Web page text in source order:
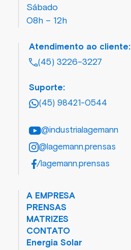
Sábado
08h – 12h
Atendimento ao cliente:
(45) 3226-3227
Suporte:
(45) 98421-0544
@industrialagemann
@lagemann.prensas
/lagemann.prensas
A EMPRESA
PRENSAS
MATRIZES
CONTATO
Energia Solar